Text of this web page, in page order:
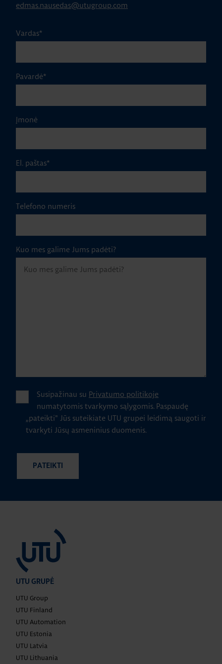
edmas.nausedas@utugroup.com
Vardas*
Pavardė*
Įmonė
El. paštas*
Telefono numeris
Kuo mes galime Jums padėti?
Susipažinau su Privatumo politikoje
numatytomis tvarkymo sąlygomis. Paspaudę
„pateikti" Jūs suteikiate UTU grupei leidimą saugoti ir
tvarkyti Jūsų asmeninius duomenis.
UTU GRUPĖ
UTU Group
UTU Finland
UTU Automation
UTU Estonia
UTU Latvia
UTU Lithuania